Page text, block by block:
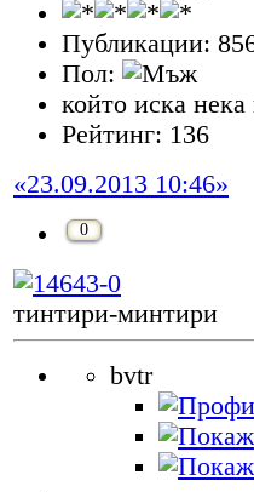
Публикации:
Пол:
който иска нека
Рейтинг: 136
«23.09.2013 10:46»
0
тинтири-минтири
bvtr